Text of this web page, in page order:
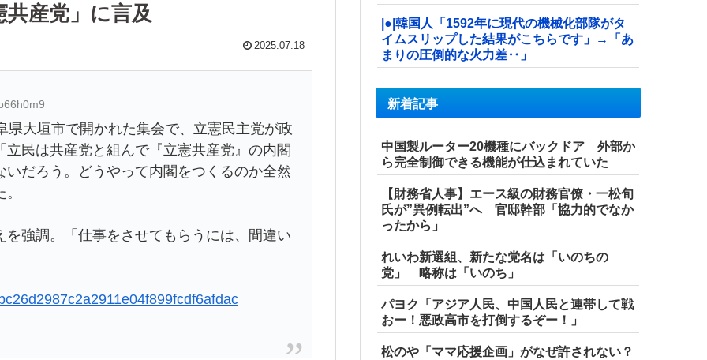
産党」に言及
2025.07.18
大垣市で開かれた集会で、立憲民主党が政
民は共産党と組んで『立憲共産党』の内閣
だろう。どうやって内閣をつくるのか全然
強調。「仕事をさせてもらうには、間違い
|●|韓国人「1592年に現代の機械化部隊がタ
イムスリップした結果がこちらです」→「あ
まりの圧倒的な火力差‥」
新着記事
中国製ルーター20機種にバックドア 外部か
ら完全制御できる機能が仕込まれていた
【財務省人事】エース級の財務官僚・一松旬
氏が”異例転出”へ 官邸幹部「協力的でなか
ったから」
れいわ新選組、新たな党名は「いのちの
党」 略称は「いのち」
パヨク「アジア人民、中国人民と連帯して戦
おー！悪政高市を打倒するぞー！」
松のや「ママ応援企画」がなぜ許されない？